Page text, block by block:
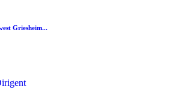
Griesheim...